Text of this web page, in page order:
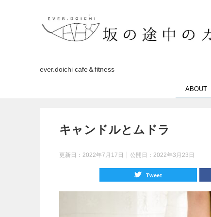
ever.doichi cafe＆fitness
ABOUT
キャンドルとムドラ
更新日： 2022年7月17日 公開日： 2022年3月23日
Tweet